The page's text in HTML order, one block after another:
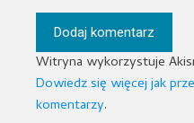
Witryna wykorzystuje
Dowiedz się więcej jak
komentarzy.